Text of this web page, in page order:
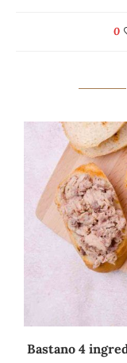
0
Bastano 4